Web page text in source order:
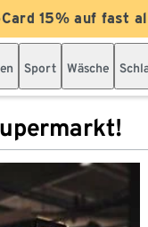
15% auf fast
Sport Wäsche